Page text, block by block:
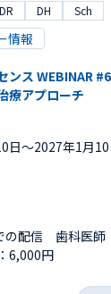
DR DH Sch
情報
ンス WEBINAR
療アプローチ
日〜2027年1月
の配信 歯科医
6,000円